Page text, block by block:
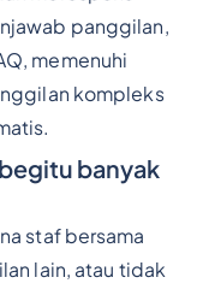
panggilan,
memenuhi
kompleks
banyak
staf bersama
lain, atau tidak